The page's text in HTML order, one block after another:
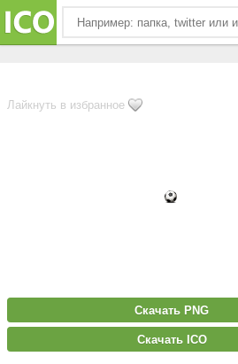
Лайкнуть в избранное
Скачать PNG
Скачать ICO